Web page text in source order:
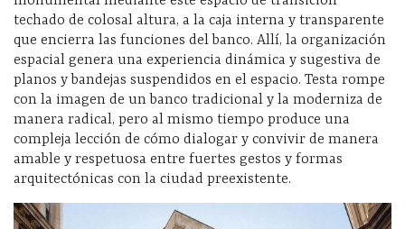
techado de colosal altura, a la caja interna y transparente
que encierra las funciones del banco. Allí, la organización
espacial genera una experiencia dinámica y sugestiva de
planos y bandejas suspendidos en el espacio. Testa rompe
con la imagen de un banco tradicional y la moderniza de
manera radical, pero al mismo tiempo produce una
compleja lección de cómo dialogar y convivir de manera
amable y respetuosa entre fuertes gestos y formas
arquitectónicas con la ciudad preexistente.